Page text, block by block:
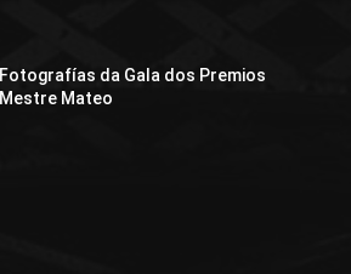
Fotografías da Gala dos Premios
Mestre Mateo